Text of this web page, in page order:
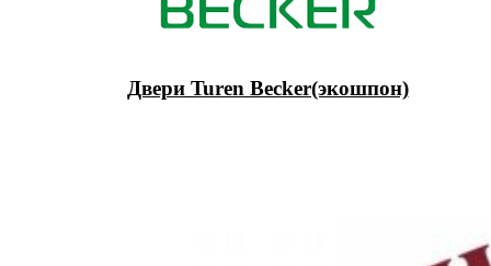
Двери Turen Becker(экошпон)